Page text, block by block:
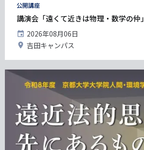
タ
グ
公開講座
講演会「遠くて近きは物理・数学の仲」
開
催
日
2026年08月06日
開
地
吉田キャンパス